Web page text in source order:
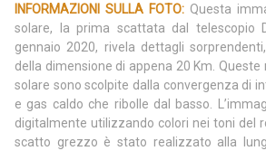
INFORMAZIONI SULLA FOTO: Questa
solare, la prima scattata dal telescopio
gennaio 2020, rivela dettagli
della dimensione di appena 20 Km.
solare sono scolpite dalla convergenza di
e gas caldo che ribolle dal basso.
digitalmente utilizzando colori nei toni del
scatto grezzo è stato realizzato alla